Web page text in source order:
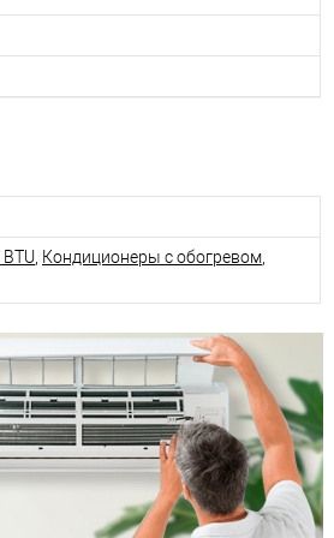
, Кондиционеры с обогревом,